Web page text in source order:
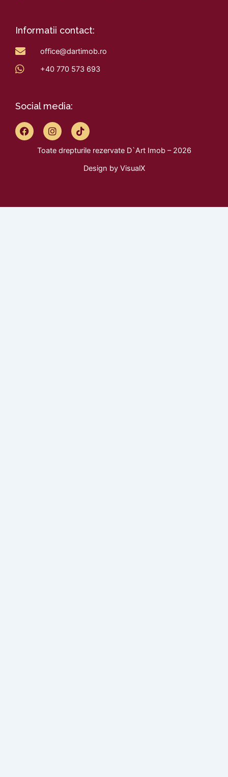
Informatii contact:
office@dartimob.ro
+40 770 573 693
Social media:
F
a
c
I
n
s
t
T
i
k
t
k
Toate drepturile rezervate D`Art Imob – 2026
Design by VisualX